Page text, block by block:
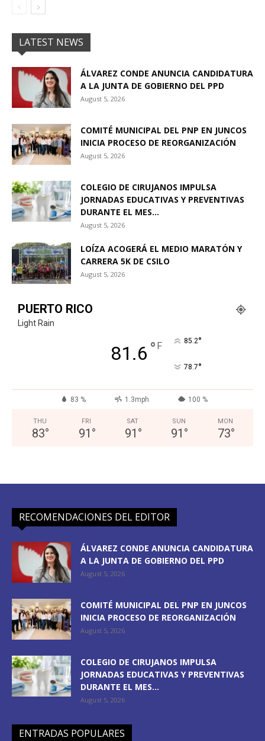
LATEST NEWS
ÁLVAREZ CONDE ANUNCIA CANDIDATURA
A LA JUNTA DE GOBIERNO DEL PPD
August 5, 2026
COMITÉ MUNICIPAL DEL PNP EN JUNCOS
INICIA PROCESO DE REORGANIZACIÓN
August 5, 2026
COLEGIO DE CIRUJANOS IMPULSA
JORNADAS EDUCATIVAS Y PREVENTIVAS
DURANTE EL MES...
August 5, 2026
LOÍZA ACOGERÁ EL MEDIO MARATÓN Y
CARRERA 5K DE CSILO
August 5, 2026
PUERTO RICO
Light Rain
81.6 ° F 85.2°
78.7°
83 % 1.3mph 100 %
THU
83°
FRI
91 °
SAT
91 °
SUN
91 °
MON
73°
RECOMENDACIONES DEL EDITOR
ÁLVAREZ CONDE ANUNCIA CANDIDATURA
A LA JUNTA DE GOBIERNO DEL PPD
August 5, 2026
COMITÉ MUNICIPAL DEL PNP EN JUNCOS
INICIA PROCESO DE REORGANIZACIÓN
August 5, 2026
COLEGIO DE CIRUJANOS IMPULSA
JORNADAS EDUCATIVAS Y PREVENTIVAS
DURANTE EL MES...
August 5, 2026
ENTRADAS POPULARES